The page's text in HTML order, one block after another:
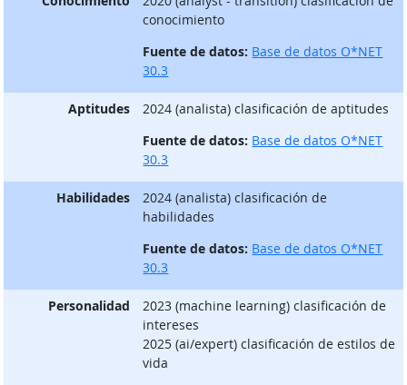
conocimiento
Fuente de datos: Base de datos O*NET
30.3
Aptitudes
2024 (analista) clasificación de aptitudes
Fuente de datos: Base de datos O*NET
30.3
Habilidades
2024 (analista) clasificación de
habilidades
Fuente de datos: Base de datos O*NET
30.3
Personalidad
2023 (machine learning) clasificación de
intereses
2025 (ai/expert) clasificación de estilos de
vida